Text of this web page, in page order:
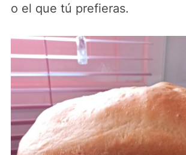
o el que tú prefieras.